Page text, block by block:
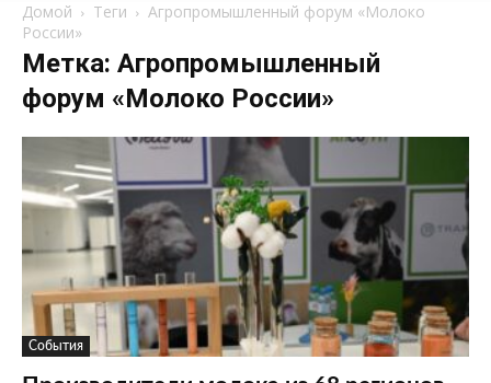
Домой Теги
Агропромышленный форум «Молоко
России»
Метка: Агропромышленный
форум «Молоко России»
События